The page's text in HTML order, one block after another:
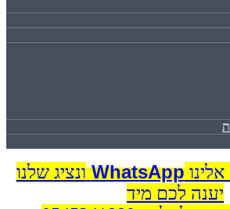
אלינוWhatsApp ונציג שלנו
יענה לכם מיד